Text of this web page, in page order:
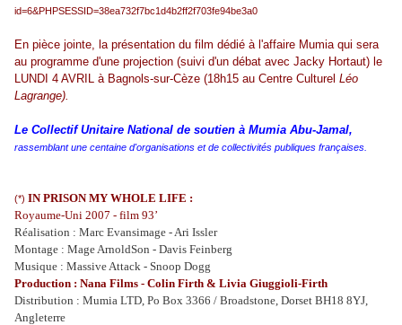
id=6&PHPSESSID=38ea732f7bc1d4b2ff2f703fe94be3a0
En pièce jointe, la présentation du film dédié à l'affaire Mumia qui sera
au programme d'une projection (suivi d'un débat avec Jacky Hortaut) le
LUNDI 4 AVRIL à Bagnols-sur-Cèze (18h15 au Centre Culturel Léo
Lagrange).
Le Collectif Unitaire National de soutien à Mumia Abu-Jamal,
rassemblant une centaine d'organisations et de collectivités publiques françaises.
(*) IN PRISON MY WHOLE LIFE :
Royaume-Uni 2007 - film 93’
Réalisation : Marc Evansimage - Ari Issler
Montage : Mage ArnoldSon - Davis Feinberg
Musique : Massive Attack - Snoop Dogg
Production : Nana Films - Colin Firth & Livia Giuggioli-Firth
Distribution : Mumia LTD, Po Box 3366 / Broadstone, Dorset BH18 8YJ,
Angleterre